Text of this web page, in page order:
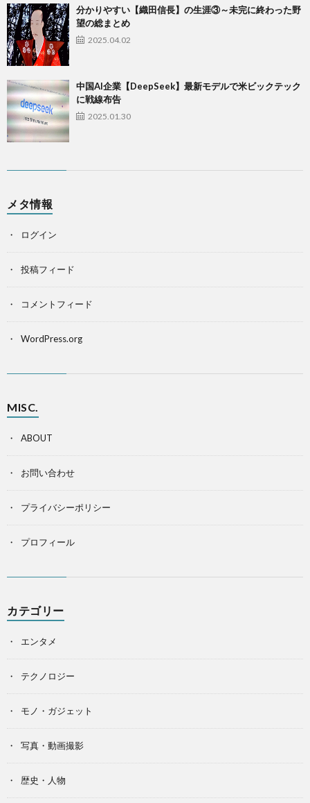
​分かりやすい【織田信長】の生涯③～未完に終わった野
望の総まとめ
2025.04.02
中国AI企業【DeepSeek】最新モデルで米ビックテック
に戦線布告
2025.01.30
メタ情報
ログイン
投稿フィード
コメントフィード
WordPress.org
MISC.
ABOUT
お問い合わせ
プライバシーポリシー
プロフィール
カテゴリー
エンタメ
テクノロジー
モノ・ガジェット
写真・動画撮影
歴史・人物